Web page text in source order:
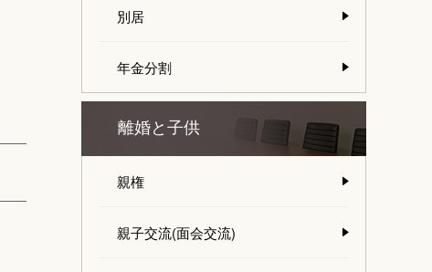
別居
年金分割
離婚と子供
親権
親子交流(面会交流)